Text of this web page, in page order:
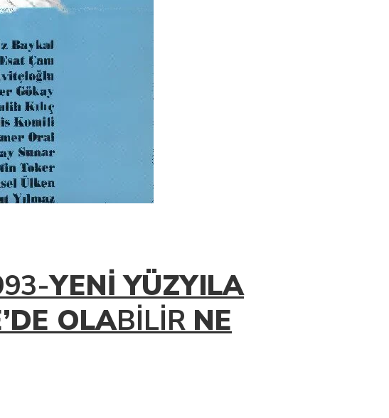
YENİ YÜZYILA
OLABİLİRNE